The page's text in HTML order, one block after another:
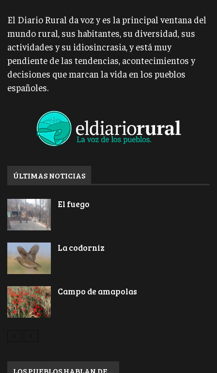
El Diario Rural da voz y es la principal ventana del
mundo rural, sus habitantes, su diversidad, sus
actividades y su idiosincrasia, y está muy
pendiente de las tendencias, acontecimientos y
decisiones que marcan la vida en los pueblos
españoles.
ÚLTIMAS NOTICIAS
El fuego
La codorniz
Campo de amapolas
LOS PUEBLOS HABLAN DE…